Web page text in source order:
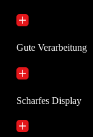
Gute Verarbeitung
Scharfes Display